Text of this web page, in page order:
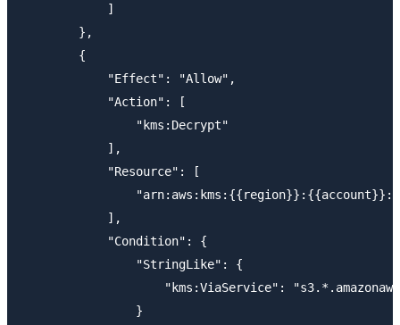
            ]
        },
        {
            "Effect": "Allow",
            "Action": [
                "kms:Decrypt"
            ],
            "Resource": [
            ],
            "Condition": {
                "StringLike": {
"kms:ViaService":
                }